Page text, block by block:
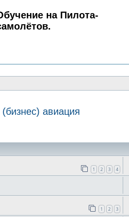
на Пилота-
авиация
1 2 3 4
1 2 3